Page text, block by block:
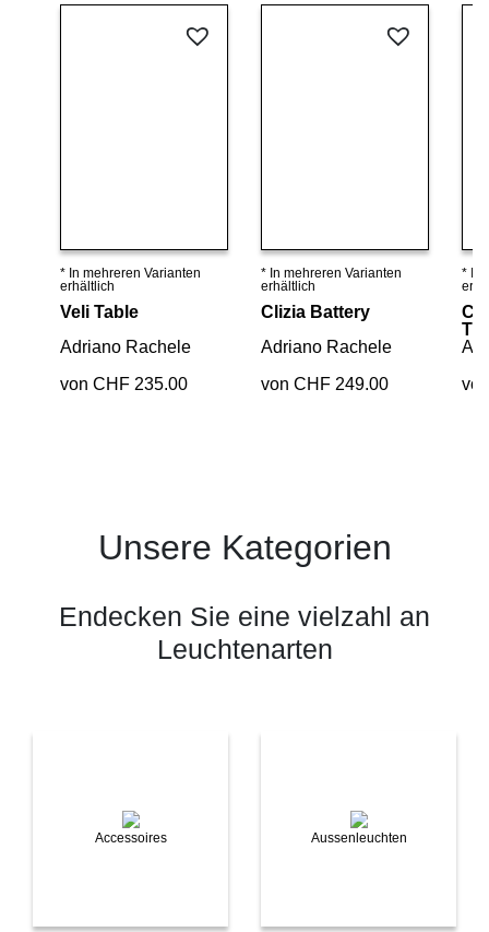
Details ansehen
* In mehreren Varianten
erhältlich
Veli Table
Adriano Rachele
von CHF 235.00
Details ansehen
* In mehreren Varianten
erhältlich
Clizia Battery
Adriano Rachele
von CHF 249.00
* In
Unsere Kategorien
Endecken Sie eine vielzahl an
Leuchtenarten
Accessoires Aussenleuchten